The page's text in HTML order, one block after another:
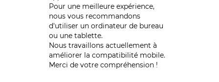
Pour une meilleure expérience,
nous vous recommandons
d'utiliser un ordinateur de bureau
ou une tablette.
Nous travaillons actuellement à
améliorer la compatibilité mobile.
Merci de votre compréhension !